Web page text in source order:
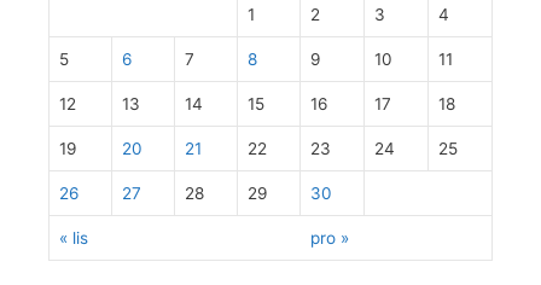
« lis pro »
1 2 3 4
5 6 7 8 9 10 11
12 13 14 15 16 17 18
19 20 21 22 23 24 25
26 27 28 29 30